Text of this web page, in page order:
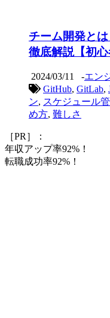
チーム開発と
徹底解説【初心
2024/03/11 -エン
GitHub, GitLab,
ン, スケジュール
め方, 難しさ
［PR］：
年収アップ率92%！
転職成功率92%！